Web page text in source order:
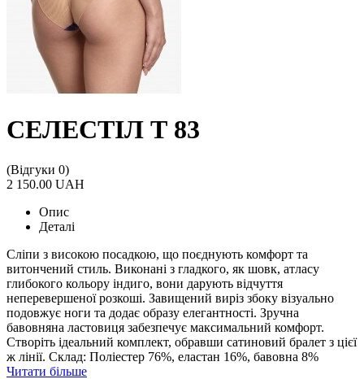
СЕЛЕСТІЛ Т 83
(Відгуки 0)
2 150.00 UAH
Опис
Деталі
Сліпи з високою посадкою, що поєднують комфорт та
витончений стиль. Виконані з гладкого, як шовк, атласу
глибокого кольору індиго, вони дарують відчуття
неперевершеної розкоші. Завищений виріз збоку візуально
подовжує ноги та додає образу елегантності. Зручна
бавовняна ластовиця забезпечує максимальний комфорт.
Створіть ідеальний комплект, обравши сатиновий бралет з цієї
ж лінії. Склад: Поліестер 76%, еластан 16%, бавовна 8%
Читати більше